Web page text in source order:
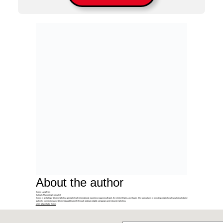
About the author
Evelyn Luna Reis
Sales & Marketing Specialist
Evelyn is a strategy-driven marketing generalist with international experience spanning Brazil, the United States, and Spain. She specializes in blending creativity with analytics to build
authentic connections and drive measurable growth through strategic digital campaigns and inbound marketing.
View all posts by Evelyn